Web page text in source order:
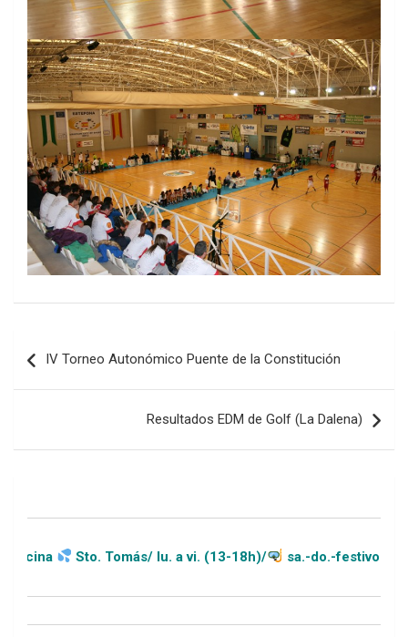
de
IV Torneo Autonómico Puente de la Constitución
Resultados EDM de Golf (La Dalena)
Tomás/ lu. a vi. (13-18h)/ sa.-do.-festivos (11-20h)